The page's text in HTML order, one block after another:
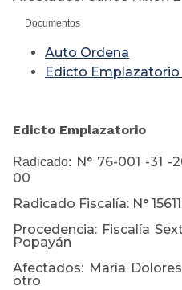
Documentos
Auto Ordena
Edicto Emplazatorio
Edicto Emplazatorio
Radicado: N° 76-001 -31 -
00
Radicado Fiscalía: N°
Procedencia: Fiscalía
Popayán
Afectados: María
otro